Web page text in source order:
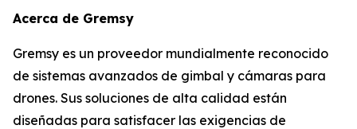
Acerca de Gremsy
Gremsy es un proveedor mundialmente reconocido
de sistemas avanzados de gimbal y cámaras para
drones. Sus soluciones de alta calidad están
diseñadas para satisfacer las exigencias de